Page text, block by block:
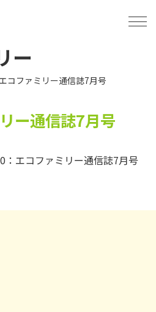
ー
コファミリー通信誌7月号
ー通信誌7月号
エコファミリー通信誌7月号